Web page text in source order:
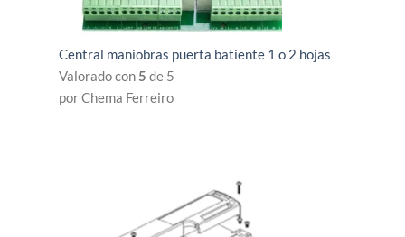
Central maniobras puerta batiente 1 o 2 hojas
Valorado con5 de 5
por Chema Ferreiro